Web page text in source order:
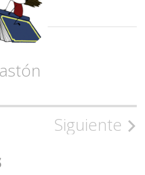
Siguiente